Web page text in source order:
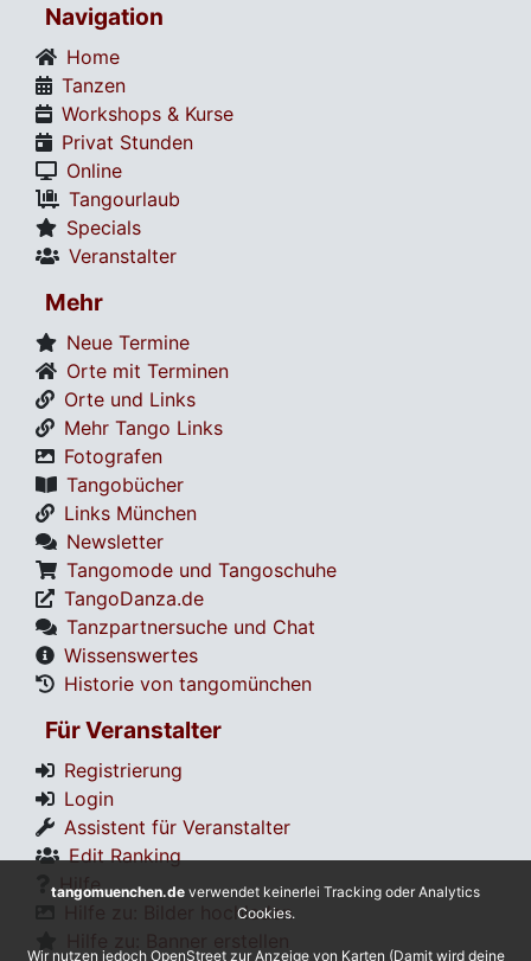
Navigation
Home
Tanzen
Workshops & Kurse
Privat Stunden
Online
Tangourlaub
Specials
Veranstalter
Mehr
Neue Termine
Orte mit Terminen
Orte und Links
Mehr Tango Links
Fotografen
Tangobücher
Links München
Newsletter
Tangomode und Tangoschuhe
TangoDanza.de
Tanzpartnersuche und Chat
Wissenswertes
Historie von tangomünchen
Für Veranstalter
Registrierung
Login
Assistent für Veranstalter
Edit Ranking
Hilfe
Hilfe zu: Bilder hochladen
tangomuenchen.de verwendet keinerlei Tracking oder Analytics
Cookies.
Wir nutzen jedoch OpenStreet zur Anzeige von Karten (Damit wird deine